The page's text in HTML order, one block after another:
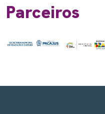
Parceiros